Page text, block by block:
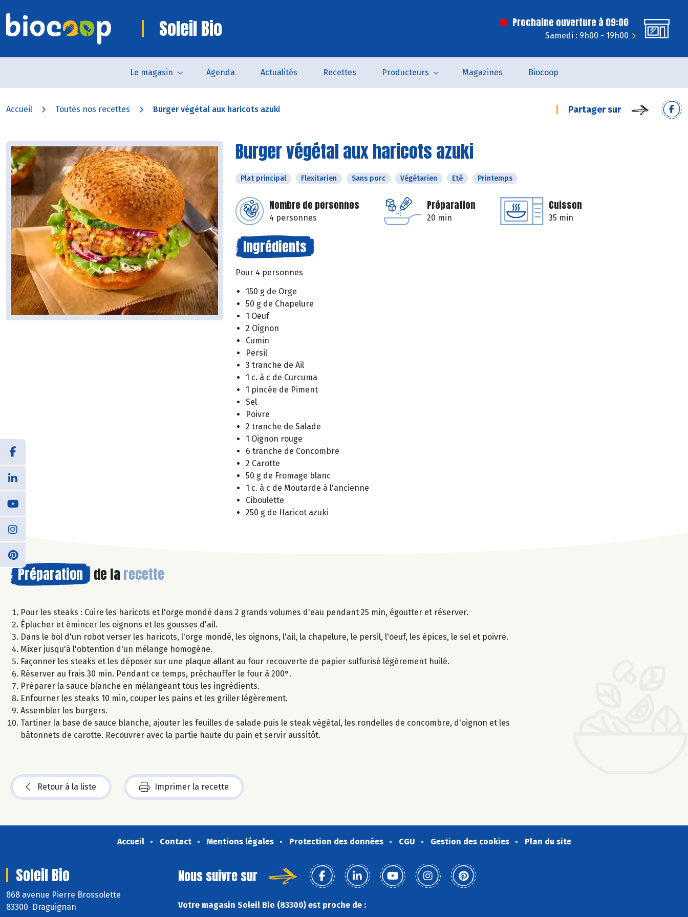
Soleil Bio Prochaine ouverture à 09:00
Samedi : 9h00 - 19h00
Le magasin Agenda Actualités Recettes Producteurs Magazines Biocoop
Accueil Toutes nos recettes Burger végétal aux haricots azuki Partager sur
Burger végétal aux haricots azuki
Plat principal Flexitarien Sans porc Végétarien Eté Printemps
Nombre de personnes
4 personnes
Préparation
20 min
Cuisson
35 min
Ingrédients
Pour 4 personnes
150 g de Orge
50 g de Chapelure
1 Oeuf
2 Oignon
Cumin
Persil
3 tranche de Ail
1 c. à c de Curcuma
1 pincée de Piment
Sel
Poivre
2 tranche de Salade
1 Oignon rouge
6 tranche de Concombre
2 Carotte
50 g de Fromage blanc
1 c. à c de Moutarde à l'ancienne
Ciboulette
250 g de Haricot azuki
Préparation de la recette
Pour les steaks : Cuire les haricots et l'orge mondé dans 2 grands volumes d'eau pendant 25 min, égoutter et réserver.
Éplucher et émincer les oignons et les gousses d'ail.
Dans le bol d'un robot verser les haricots, l'orge mondé, les oignons, l'ail, la chapelure, le persil, l'oeuf, les épices, le sel et poivre.
Mixer jusqu'à l'obtention d'un mélange homogène.
Façonner les steaks et les déposer sur une plaque allant au four recouverte de papier sulfurisé légèrement huilé.
Réserver au frais 30 min. Pendant ce temps, préchauffer le four à 200°.
Préparer la sauce blanche en mélangeant tous les ingrédients.
Enfourner les steaks 10 min, couper les pains et les griller légèrement.
Assembler les burgers.
Tartiner la base de sauce blanche, ajouter les feuilles de salade puis le steak végétal, les rondelles de concombre, d'oignon et les
bâtonnets de carotte. Recouvrer avec la partie haute du pain et servir aussitôt.
Retour à la liste Imprimer la recette
Accueil Contact Mentions légales Protection des données CGU Gestion des cookies Plan du site
Soleil Bio
868 avenue Pierre Brossolette
83300 Draguignan
Nous suivre sur
Votre magasin Soleil Bio (83300) est proche de :